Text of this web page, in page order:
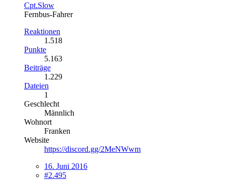
Cpt.Slow
Fernbus-Fahrer
Reaktionen
1.518
Punkte
5.163
Beiträge
1.229
Dateien
1
Geschlecht
Männlich
Wohnort
Franken
Website
https://discord.gg/2MeNWwm
16. Juni 2016
#2.495